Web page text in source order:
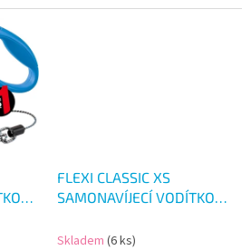
FLEXI CLASSIC XS
SAMONAVÍJECÍ VODÍTKO
Skladem (6 ks)